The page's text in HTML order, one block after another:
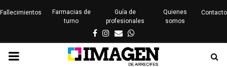
Fallecimientos
Farmacias de
turno
Guía de
profesionales
Quienes
somos
Contacto
Facebook
Instagram
EmailWhatsapp
PRIMARY